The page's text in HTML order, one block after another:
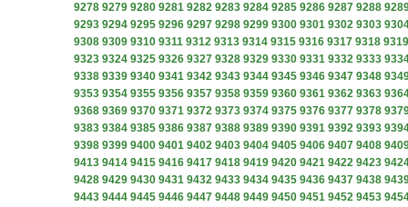
9278 9279 9280 9281 9282 9283 9284 9285 9286 9287 9288
9293 9294 9295 9296 9297 9298 9299 9300 9301 9302 9303
9308 9309 9310 9311 9312 9313 9314 9315 9316 9317 9318 9319
9323 9324 9325 9326 9327 9328 9329 9330 9331 9332 9333
9338 9339 9340 9341 9342 9343 9344 9345 9346 9347 9348
9353 9354 9355 9356 9357 9358 9359 9360 9361 9362 9363
9368 9369 9370 9371 9372 9373 9374 9375 9376 9377 9378
9383 9384 9385 9386 9387 9388 9389 9390 9391 9392 9393
9398 9399 9400 9401 9402 9403 9404 9405 9406 9407 9408
9413 9414 9415 9416 9417 9418 9419 9420 9421 9422 9423
9428 9429 9430 9431 9432 9433 9434 9435 9436 9437 9438
9443 9444 9445 9446 9447 9448 9449 9450 9451 9452 9453